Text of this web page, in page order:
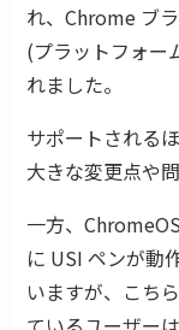
れ、Chrome ブ
(プラットフォー
れました。
サポートされる
大きな変更点や
一方、
に USI ペンが動
いますが、こち